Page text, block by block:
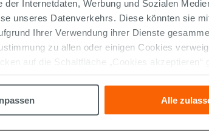
Internetdaten, Werbung und Sozialen
unseres Datenverkehrs. Diese könnten sie
Ihrer Verwendung ihrer Dienste
zu allen oder einigen Cookies
auf die Schaltfläche „Cookies akzeptieren“
Alle